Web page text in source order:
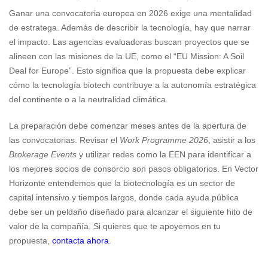
Ganar una convocatoria europea en 2026 exige una mentalidad
de estratega. Además de describir la tecnología, hay que narrar
el impacto. Las agencias evaluadoras buscan proyectos que se
alineen con las misiones de la UE, como el “EU Mission: A Soil
Deal for Europe”. Esto significa que la propuesta debe explicar
cómo la tecnología biotech contribuye a la autonomía estratégica
del continente o a la neutralidad climática.
La preparación debe comenzar meses antes de la apertura de
las convocatorias. Revisar el Work Programme 2026, asistir a los
Brokerage Events y utilizar redes como la EEN para identificar a
los mejores socios de consorcio son pasos obligatorios. En Vector
Horizonte entendemos que la biotecnología es un sector de
capital intensivo y tiempos largos, donde cada ayuda pública
debe ser un peldaño diseñado para alcanzar el siguiente hito de
valor de la compañía. Si quieres que te apoyemos en tu
propuesta, contacta ahora.